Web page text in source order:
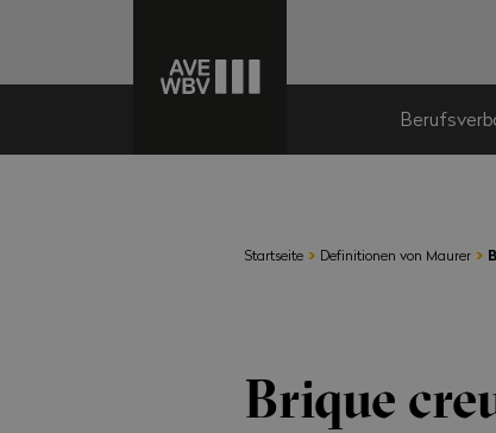
Startseite › Definitionen von Maurer ›
Brique